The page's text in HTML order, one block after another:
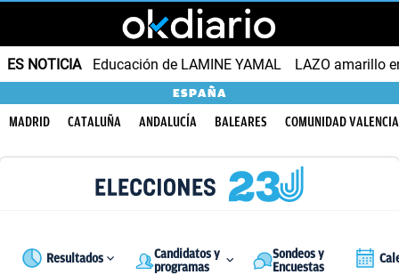
ES NOTICIA Educación de LAMINE YAMAL LAZO amarillo
ESPAÑA
MADRID CATALUÑA ANDALUCÍA BALEARES COMUNIDAD
Resultados
Candidatos y
programas
Sondeos y
Encuestas